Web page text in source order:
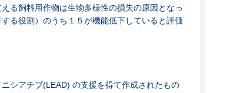
る飼料用作物は生物多様性の損失の原因となっ
る役割）のうち１５が機能低下していると評価
シアチブ(LEAD) の支援を得て作成されたもの